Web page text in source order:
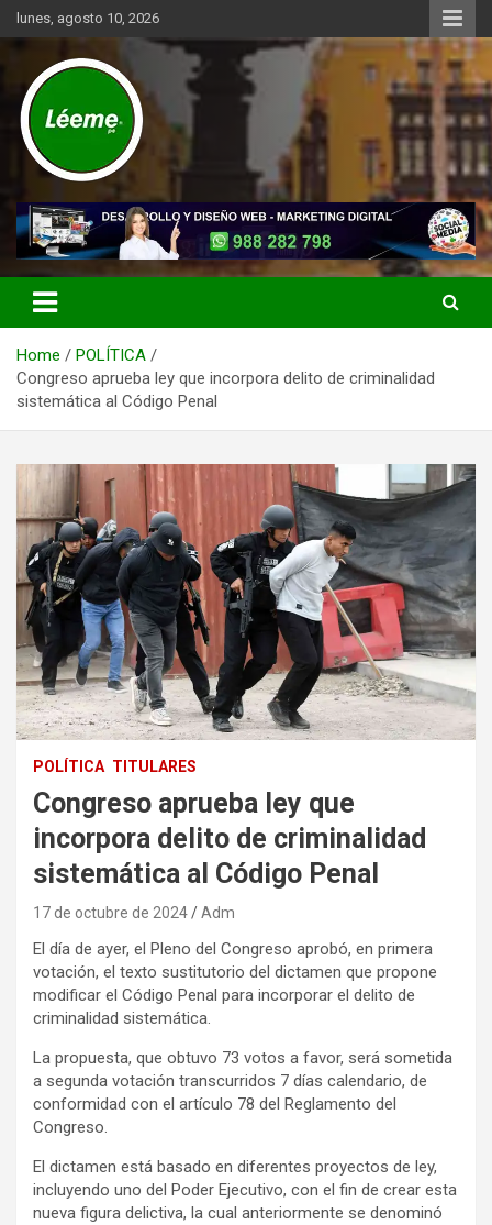
Skip
to
lunes, agosto 10, 2026
Léeme.pe
Noticias de actualidad del mundo distrital, vecinal, municipal y de
negocios a nivel de Lima Metropolitana, sin descuidar las noticias
de alcance nacional.
Home
POLÍTICA
Congreso aprueba ley que incorpora delito de criminalidad
sistemática al Código Penal
POLÍTICA TITULARES
Congreso aprueba ley que
incorpora delito de criminalidad
sistemática al Código Penal
17 de octubre de 2024 Adm
El día de ayer, el Pleno del Congreso aprobó, en primera
votación, el texto sustitutorio del dictamen que propone
modificar el Código Penal para incorporar el delito de
criminalidad sistemática.
La propuesta, que obtuvo 73 votos a favor, será sometida
a segunda votación transcurridos 7 días calendario, de
conformidad con el artículo 78 del Reglamento del
Congreso.
El dictamen está basado en diferentes proyectos de ley,
incluyendo uno del Poder Ejecutivo, con el fin de crear esta
nueva figura delictiva, la cual anteriormente se denominó